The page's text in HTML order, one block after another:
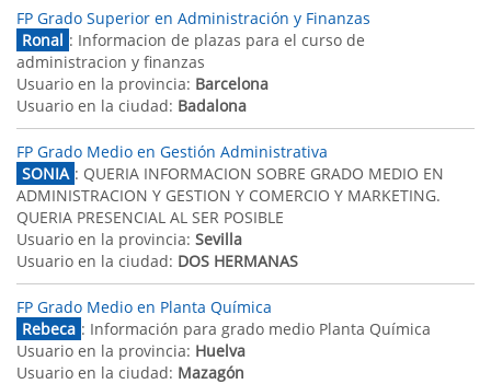
FP Grado Superior en Administración y Finanzas
Ronal : Informacion de plazas para el curso de
administracion y finanzas
Usuario en la provincia: Barcelona
Usuario en la ciudad: Badalona
FP Grado Medio en Gestión Administrativa
SONIA : QUERIA INFORMACION SOBRE GRADO MEDIO EN
ADMINISTRACION Y GESTION Y COMERCIO Y MARKETING.
QUERIA PRESENCIAL AL SER POSIBLE
Usuario en la provincia: Sevilla
Usuario en la ciudad: DOS HERMANAS
FP Grado Medio en Planta Química
Rebeca : Información para grado medio Planta Química
Usuario en la provincia: Huelva
Usuario en la ciudad: Mazagón